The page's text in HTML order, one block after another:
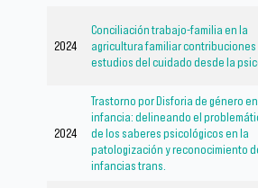
2024
Conciliación trabajo-familia en la
agricultura familiar contribuciones
estudios del cuidado desde la
2024
Trastorno por Disforia de género
infancia: delineando el
de los saberes psicológicos en la
patologización y reconocimiento
infancias trans.